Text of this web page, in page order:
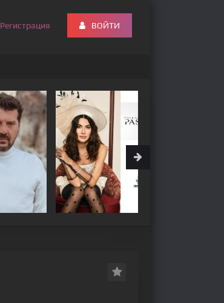
Регистрация ВОЙТИ